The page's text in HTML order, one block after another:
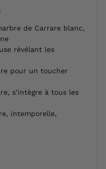
de Carrare blanc,
révélant les
pour un toucher
s’intègre à tous les
intemporelle,